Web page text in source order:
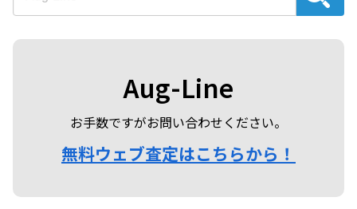
Aug-Line
お手数ですがお問い合わせください。
無料ウェブ査定はこちらから！